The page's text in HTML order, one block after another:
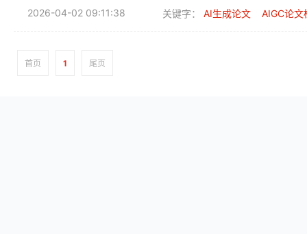
2026-04-02 09:11:38 关键字： AI生成论文 AIGC论文
首页 1 尾页